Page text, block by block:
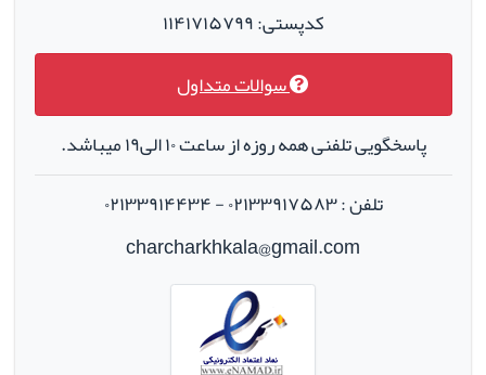
کدپستی: ۱۱۴۱۷۱۵۷۹۹
سوالات متداول
پاسخگویی تلفنی همه روزه از ساعت ۱۰ الی۱۹ میباشد.
تلفن : ۰۲۱۳۳۹۱۷۵۸۳ - ۰۲۱۳۳۹۱۴۴۳۴
charcharkhkala@gmail.com